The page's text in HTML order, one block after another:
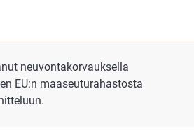
neuvontakorvauksella
EU:n maaseuturahastosta